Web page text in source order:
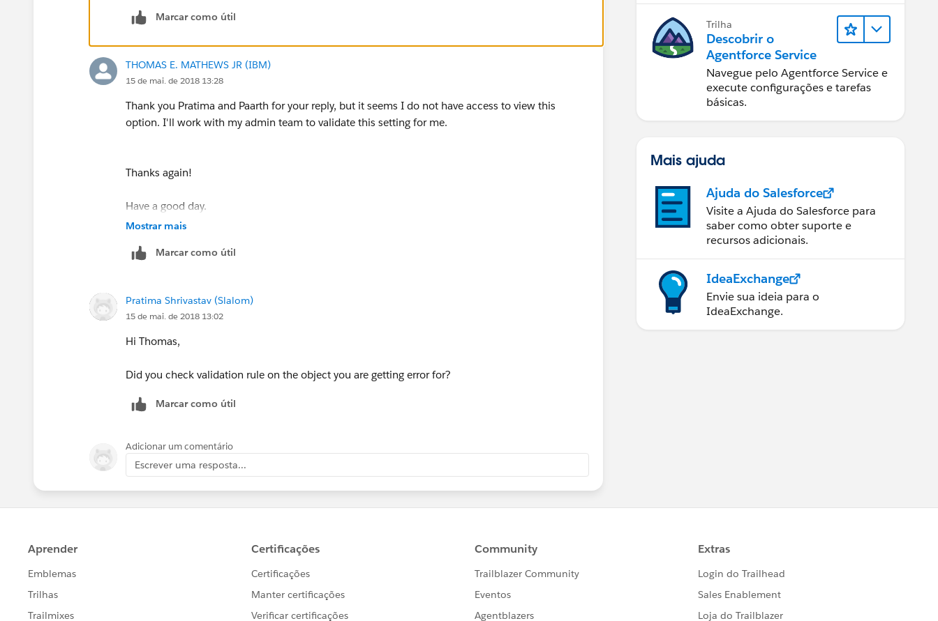
Marcar como útil
THOMAS E. MATHEWS JR (IBM)
15 de mai. de 2018 13:28
Thank you Pratima and Paarth for your reply, but it seems I do not have access to view this
option. I'll work with my admin team to validate this setting for me.
Thanks again!
Have a good day.
Mostrar mais
Marcar como útil
Pratima Shrivastav (Slalom)
15 de mai. de 2018 13:02
Hi Thomas,
Did you check validation rule on the object you are getting error for?
Marcar como útil
Adicionar um comentário
Escrever uma resposta...
Trilha
Descobrir o
Agentforce Service
Navegue pelo Agentforce Service e
execute configurações e tarefas
básicas.
Mais ajuda
Ajuda do Salesforce
Visite a Ajuda do Salesforce para
saber como obter suporte e
recursos adicionais.
IdeaExchange
Envie sua ideia para o
IdeaExchange.